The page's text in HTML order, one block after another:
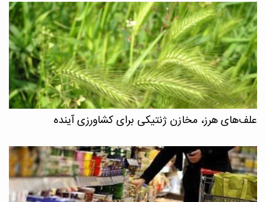
علف‌های هرز، مخازن ژنتیکی برای کشاورزی آینده